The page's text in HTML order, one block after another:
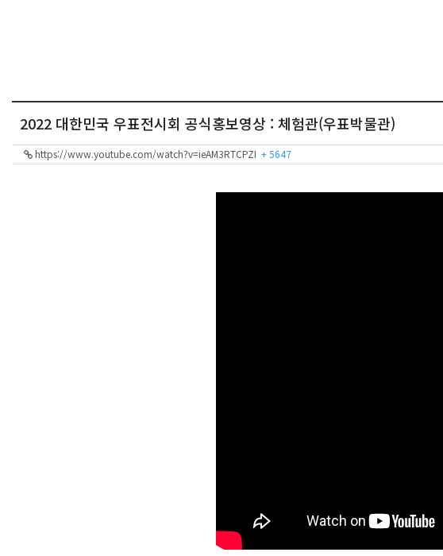
2022 대한민국 우표전시회 공식홍보영상 : 체험관(우표박물관)
https://www.youtube.com/watch?v=ieAM3RTCPZI + 5647